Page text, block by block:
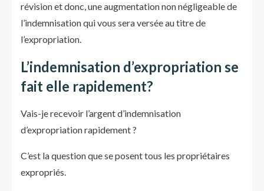
révision et donc, une augmentation non négligeable de
l’indemnisation qui vous sera versée au titre de
l’expropriation.
L’indemnisation d’expropriation se
fait elle rapidement?
Vais-je recevoir l’argent d’indemnisation
d’expropriation rapidement ?
C’est la question que se posent tous les propriétaires
expropriés.